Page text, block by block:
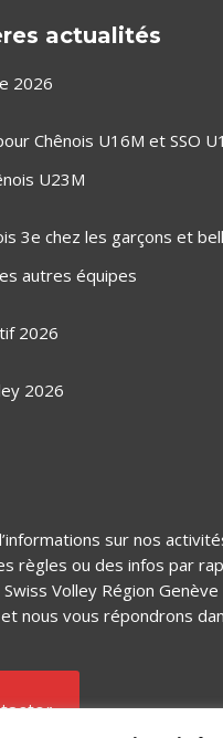
actualités
2026
Chênois U16M et SSO
U23M
3e chez les garçons et
autres équipes
2026
2026
sur nos
règles ou des infos par
Volley Région Genève
nous vous répondrons